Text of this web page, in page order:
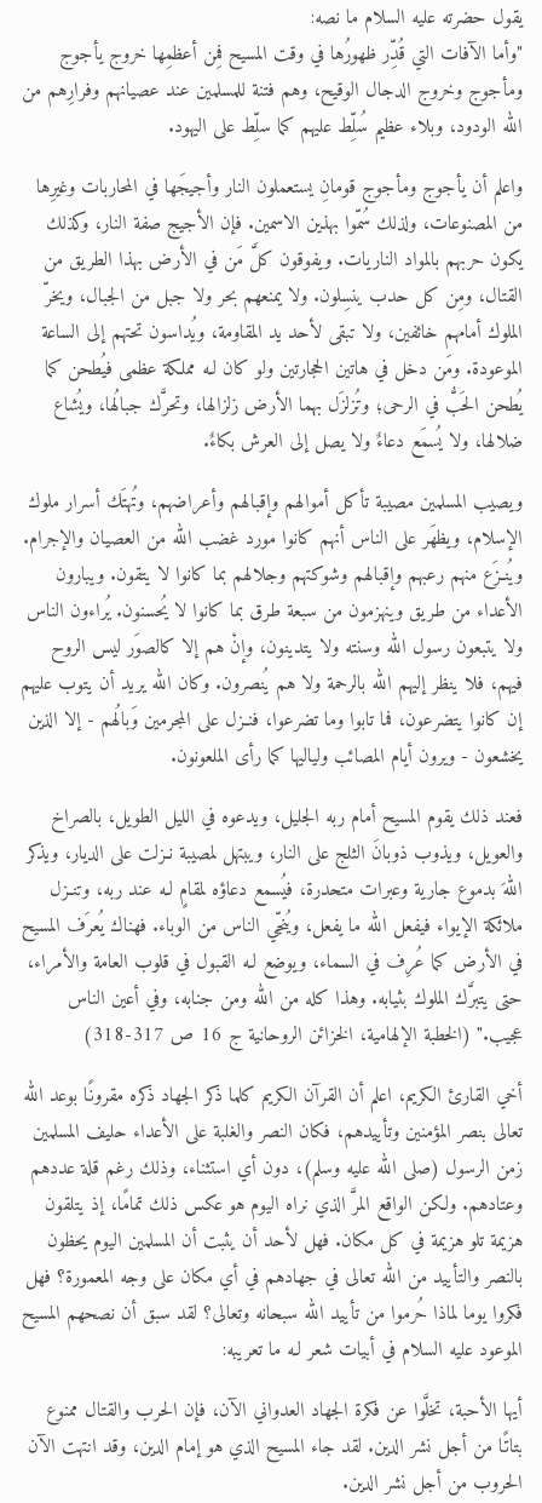
يقول حضرته عليه السلام ما نصه:
"وأما الآفات التي قُدِّر ظهورُها في وقت المسيح فمِن أعظمِها خروج يأجوج
ومأجوج وخروج الدجال الوقيح، وهم فتنة للمسلمين عند عصيانهم وفرارِهم من
الله الودود، وبلاء عظيم سُلِّط عليهم كما سلِّط على اليهود.
واعلم أن يأجوج ومأجوج قومانِ يستعملون النار وأجيجَها في المحاربات وغيرِها
من المصنوعات، ولذلك سُمّوا بهذين الاسمين. فإن الأجيج صفة النار، وكذلك
يكون حربهم بالمواد الناريات. ويفوقون كلَّ مَن في الأرض بهذا الطريق من
القتال، ومِن كل حدب ينسِلون. ولا يمنعهم بحر ولا جبل من الجبال، ويخرّ
الملوك أمامهم خائفين، ولا تبقى لأحد يد المقاومة، ويُداسون تحتهم إلى الساعة
الموعودة. ومَن دخل في هاتين الحجارتين ولو كان لـه مملكة عظمى فيُطحن كما
يُطحن الحَبُّ في الرحى؛ وتُزلزَل بهما الأرض زلزالها، وتحرَّك جبالُها، ويُشاع
ضلالها، ولا يُسمَع دعاءٌ ولا يصل إلى العرش بكاءٌ.
ويصيب المسلمين مصيبة تأكل أموالهم وإقبالهم وأعراضهم، وتُهتَك أسرار ملوك
الإسلام، ويظهَر على الناس أنهم كانوا مورد غضب الله من العصيان والإجرام.
ويُنـزَع منهم رعبهم وإقبالهم وشوكتهم وجلالهم بما كانوا لا يتقون. ويبارون
الأعداء من طريق وينهزمون من سبعة طرق بما كانوا لا يُحسنون. يُراءون الناس
ولا يتبعون رسول الله وسنته ولا يتدينون، وإنْ هم إلا كالصوَر ليس الروح
فيهم، فلا ينظر إليهم الله بالرحمة ولا هم يُنصرون. وكان الله يريد أن يتوب عليهم
إن كانوا يتضرعون، فما تابوا وما تضرعوا، فنـزل على المجرمين وَبالُهم - إلا الذين
يخشعون - ويرون أيام المصائب ولياليها كما رأى الملعونون.
فعند ذلك يقوم المسيح أمام ربه الجليل، ويدعوه في الليل الطويل، بالصراخ
والعويل، ويذوب ذوبانَ الثلج على النار، ويبتهل لمصيبة نـزلت على الديار، ويذكر
اللهَ بدموع جارية وعبرات متحدرة، فيُسمع دعاؤه لمقامٍ لـه عند ربه، وتنـزل
ملائكة الإيواء فيفعل الله ما يفعل، ويُنجّي الناس من الوباء. فهناك يُعرَف المسيح
في الأرض كما عُرِف في السماء، ويوضع لـه القبول في قلوب العامة والأمراء،
حتى يتبرَّك الملوك بثيابه. وهذا كله من الله ومن جنابه، وفي أعين الناس
عجيب." (الخطبة الإلهامية، الخزائن الروحانية ج 16 ص 317-318)
أخي القارئ الكريم، اعلم أن القرآن الكريم كلما ذكر الجهاد ذكره مقرونًا بوعد الله
تعالى بنصر المؤمنين وتأييدهم، فكان النصر والغلبة على الأعداء حليف المسلمين
زمن الرسول (صلى الله عليه وسلم)، دون أي استثناء، وذلك رغم قلة عددهم
وعتادهم. ولكن الواقع المرَّ الذي نراه اليوم هو عكس ذلك تمامًا، إذ يتلقون
هزيمة تلو هزيمة في كل مكان. فهل لأحد أن يثبت أن المسلمين اليوم يحظون
بالنصر والتأييد من الله تعالى في جهادهم في أي مكان على وجه المعمورة؟ فهل
فكروا يوما لماذا حُرموا من تأييد الله سبحانه وتعالى؟ لقد سبق أن نصحهم المسيح
الموعود عليه السلام في أبيات شعر لـه ما تعريبه:
أيها الأحبة، تخلَّوا عن فكرة الجهاد العدواني الآن، فإن الحرب والقتال ممنوع
بتاتًا من أجل نشر الدين. لقد جاء المسيح الذي هو إمام الدين، وقد انتهت الآن
الحروب من أجل نشر الدين.